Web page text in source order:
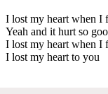
I lost my heart when I
Yeah and it hurt so
I lost my heart when I
I lost my heart to you